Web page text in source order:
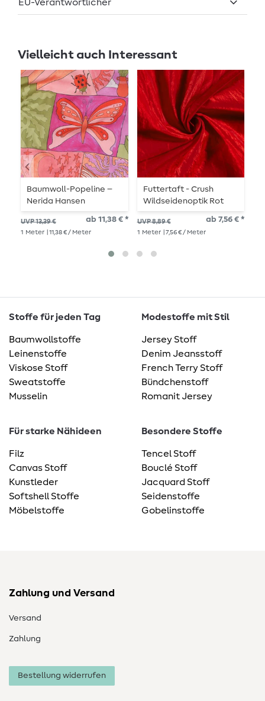
EU-Verantwortlicher
Vielleicht auch Interessant
Baumwoll-Popeline –
Nerida Hansen
Digitaldruck Creatures
Pink
UVP 13,39 € ab 11,38 € *
1 Meter | 11,38 € / Meter
Futtertaft - Crush
Wildseidenoptik Rot
UVP 8,89 € ab 7,56 € *
1 Meter | 7,56 € / Meter
Stoffe für jeden Tag
Baumwollstoffe
Leinenstoffe
Viskose Stoff
Sweatstoffe
Musselin
Modestoffe mit Stil
Jersey Stoff
Denim Jeansstoff
French Terry Stoff
Bündchenstoff
Romanit Jersey
Für starke Nähideen
Filz
Canvas Stoff
Kunstleder
Softshell Stoffe
Möbelstoffe
Besondere Stoffe
Tencel Stoff
Bouclé Stoff
Jacquard Stoff
Seidenstoffe
Gobelinstoffe
Zahlung und Versand
Versand
Zahlung
Bestellung widerrufen